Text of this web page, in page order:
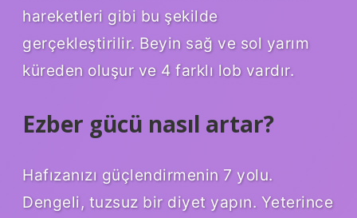
hareketleri gibi bu şekilde
gerçekleştirilir. Beyin sağ ve sol yarım
küreden oluşur ve 4 farklı lob vardır.
Ezber gücü nasıl artar?
Hafızanızı güçlendirmenin 7 yolu.
Dengeli, tuzsuz bir diyet yapın. Yeterince